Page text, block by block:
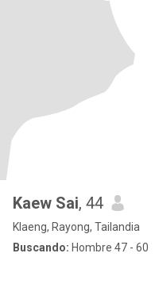
Kaew Sai, 44
Klaeng, Rayong, Tailandia
Buscando: Hombre 47 - 60